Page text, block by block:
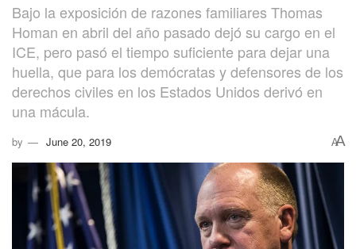
Bajo la exposición de razones familiares Thomas
Homan en abril del año pasado dejó su cargo en el
ICE, pero pasó el tiempo suficiente para dejar una
huella, que para los demócratas y defensores de los
derechos civiles en los Estados Unidos derivó en
una mácula.
by June 20, 2019 AA